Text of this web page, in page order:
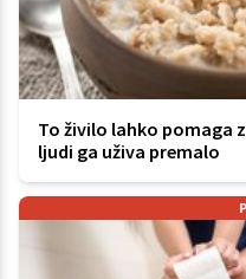
To živilo lahko pomaga
ljudi ga uživa premalo